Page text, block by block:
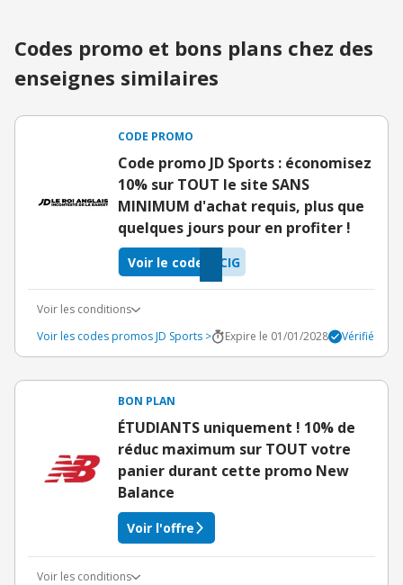
Codes promo et bons plans chez des
enseignes similaires
CODE PROMO
Code promo JD Sports : économisez
10% sur TOUT le site SANS
MINIMUM d'achat requis, plus que
quelques jours pour en profiter !
CIG
Voir le code
Voir les conditions
Voir les codes promos JD Sports >
Expire le 01/01/2028 Vérifié
BON PLAN
ÉTUDIANTS uniquement ! 10% de
réduc maximum sur TOUT votre
panier durant cette promo New
Balance
Voir l'offre
Voir les conditions